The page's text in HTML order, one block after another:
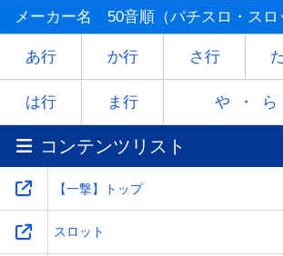
マ ミ ム
ヤ - ユ
ラ リ
ワ -
メーカー名 50音順（パチスロ・スロ
あ行 か行 さ行
は行 ま行 や・
コンテンツリスト
【一撃】トップ
スロット